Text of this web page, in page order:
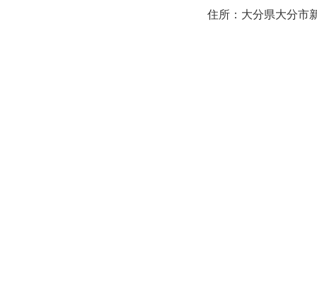
住所：大分県大分市